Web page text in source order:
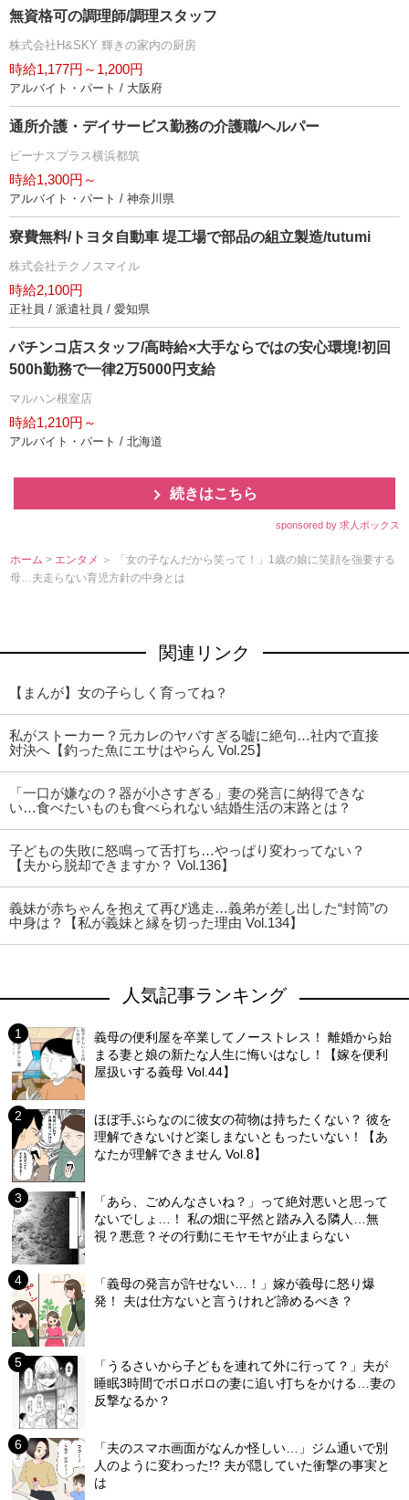
無資格可の調理師/調理スタッフ
株式会社H&SKY 輝きの家内の厨房
時給1,177円～1,200円
アルバイト・パート / 大阪府
通所介護・デイサービス勤務の介護職/ヘルパー
ビーナスプラス横浜都筑
時給1,300円～
アルバイト・パート / 神奈川県
寮費無料/トヨタ自動車 堤工場で部品の組立製造/tutumi
株式会社テクノスマイル
時給2,100円
正社員 / 派遣社員 / 愛知県
パチンコ店スタッフ/高時給×大手ならではの安心環境!初回
500h勤務で一律2万5000円支給
マルハン根室店
時給1,210円～
アルバイト・パート / 北海道
続きはこちら
sponsored by 求人ボックス
ホーム > エンタメ ＞ 「女の子なんだから笑って！」1歳の娘に笑顔を強要する
母…夫走らない育児方針の中身とは
関連リンク
【まんが】女の子らしく育ってね？
私がストーカー？元カレのヤバすぎる嘘に絶句…社内で直接
対決へ【釣った魚にエサはやらん Vol.25】
「一口が嫌なの？器が小さすぎる」妻の発言に納得できな
い…食べたいものも食べられない結婚生活の末路とは？
子どもの失敗に怒鳴って舌打ち…やっぱり変わってない？
【夫から脱却できますか？ Vol.136】
義妹が赤ちゃんを抱えて再び逃走…義弟が差し出した“封筒”の
中身は？【私が義妹と縁を切った理由 Vol.134】
人気記事ランキング
義母の便利屋を卒業してノーストレス！ 離婚から始
まる妻と娘の新たな人生に悔いはなし！【嫁を便利
屋扱いする義母 Vol.44】
ほぼ手ぶらなのに彼女の荷物は持ちたくない？ 彼を
理解できないけど楽しまないともったいない！【あ
なたが理解できません Vol.8】
「あら、ごめんなさいね？」って絶対悪いと思って
ないでしょ…！ 私の畑に平然と踏み入る隣人…無
視？悪意？その行動にモヤモヤが止まらない
「義母の発言が許せない…！」嫁が義母に怒り爆
発！ 夫は仕方ないと言うけれど諦めるべき？
「うるさいから子どもを連れて外に行って？」夫が
睡眠3時間でボロボロの妻に追い打ちをかける…妻の
反撃なるか？
「夫のスマホ画面がなんか怪しい…」ジム通いで別
人のように変わった!? 夫が隠していた衝撃の事実と
は